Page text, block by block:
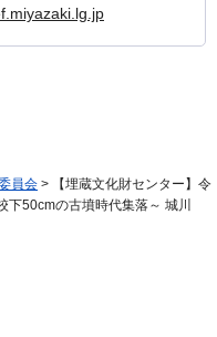
員会 > 【埋蔵文化財センター】令
50cmの古墳時代集落～ 城川